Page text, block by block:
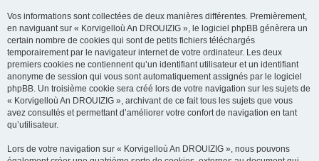
Vos informations sont collectées de deux manières différentes. Premièrement,
en naviguant sur « Korvigelloù An DROUIZIG », le logiciel phpBB génèrera un
certain nombre de cookies qui sont de petits fichiers téléchargés
temporairement par le navigateur internet de votre ordinateur. Les deux
premiers cookies ne contiennent qu’un identifiant utilisateur et un identifiant
anonyme de session qui vous sont automatiquement assignés par le logiciel
phpBB. Un troisième cookie sera créé lors de votre navigation sur les sujets de
« Korvigelloù An DROUIZIG », archivant de ce fait tous les sujets que vous
avez consultés et permettant d’améliorer votre confort de navigation en tant
qu’utilisateur.
Lors de votre navigation sur « Korvigelloù An DROUIZIG », nous pouvons